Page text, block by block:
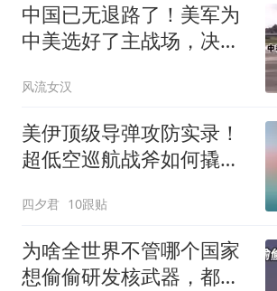
中国已无退路了！美军为
中美选好了主战场，决心
风流女汉
️美伊顶级导弹攻防实录！
超低空巡航战斧如何撬开
四夕君 10跟贴
为啥全世界不管哪个国家
想偷偷研发核武器，都会